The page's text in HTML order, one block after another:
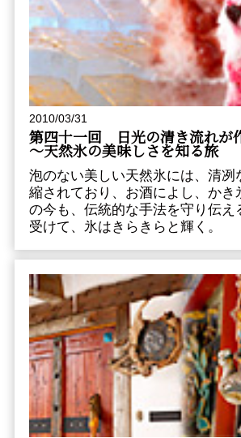
2010/03/31
第四十一回 日光の清き流れが
～天然氷の美味しさを知る旅
泡のない美しい天然氷には、清冽
縮されており、お酒によし、かき
の今も、伝統的な手法を守り伝え
受けて、氷はきらきらと輝く。